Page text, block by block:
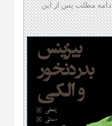
مطلب پس از این